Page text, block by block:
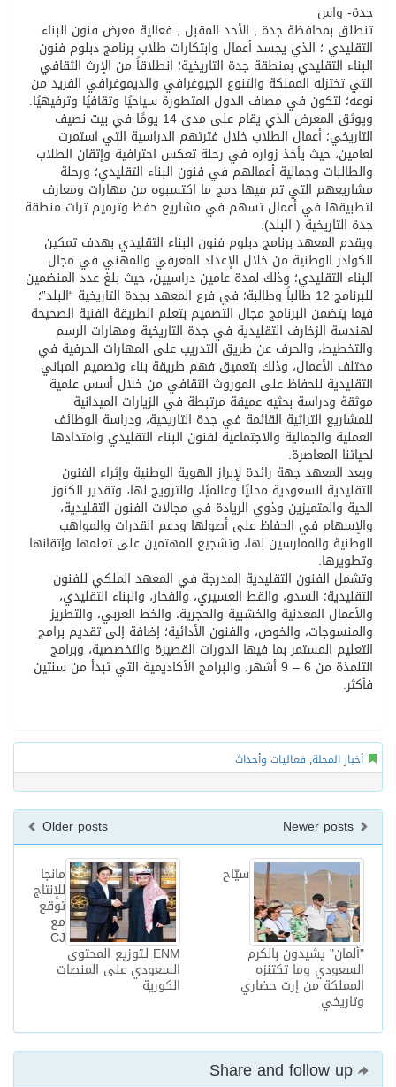
جدة- واس
تنطلق بمحافظة جدة , الأحد المقبل , فعالية معرض فنون البناء
التقليدي ؛ الذي يجسد أعمال وابتكارات طلاب برنامج دبلوم فنون
البناء التقليدي بمنطقة جدة التاريخية؛ انطلاقاً من الإرث الثقافي
التي تختزله المملكة والتنوع الجيوغرافي والديموغرافي الفريد من
نوعه؛ لتكون في مصاف الدول المتطورة سياحيًا وثقافيًا وترفيهيًا.
ويوثق المعرض الذي يقام على مدى 14 يومًا في بيت نصيف
التاريخي؛ أعمال الطلاب خلال فترتهم الدراسية التي استمرت
لعامين، حيث يأخذ زواره في رحلة تعكس احترافية وإتقان الطلاب
والطالبات وجمالية أعمالهم في فنون البناء التقليدي؛ ورحلة
مشاريعهم التي تم فيها دمج ما اكتسبوه من مهارات ومعارف
لتطبيقها في أعمال تسهم في مشاريع حفظ وترميم تراث منطقة
جدة التاريخية ( البلد).
ويقدم المعهد برنامج دبلوم فنون البناء التقليدي بهدف تمكين
الكوادر الوطنية من خلال الإعداد المعرفي والمهني في مجال
البناء التقليدي؛ وذلك لمدة عامين دراسيين، حيث بلغ عدد المنضمين
للبرنامج 12 طالباً وطالبة؛ في فرع المعهد بجدة التاريخية “البلد”؛
فيما يتضمن البرنامج مجال التصميم بتعلم الطريقة الفنية الصحيحة
لهندسة الزخارف التقليدية في جدة التاريخية ومهارات الرسم
والتخطيط، والحرف عن طريق التدريب على المهارات الحرفية في
مختلف الأعمال، وذلك بتعميق فهم طريقة بناء وتصميم المباني
التقليدية للحفاظ على الموروث الثقافي من خلال أسس علمية
موثقة ودراسة بحثيه عميقة مرتبطة في الزيارات الميدانية
للمشاريع التراثية القائمة في جدة التاريخية، ودراسة الوظائف
العملية والجمالية والاجتماعية لفنون البناء التقليدي وامتدادها
لحياتنا المعاصرة.
ويعد المعهد جهة رائدة لإبراز الهوية الوطنية وإثراء الفنون
التقليدية السعودية محليًا وعالميًا، والترويج لها، وتقدير الكنوز
الحية والمتميزين وذوي الريادة في مجالات الفنون التقليدية،
والإسهام في الحفاظ على أصولها ودعم القدرات والمواهب
الوطنية والممارسين لها، وتشجيع المهتمين على تعلمها وإتقانها
وتطويرها.
وتشمل الفنون التقليدية المدرجة في المعهد الملكي للفنون
التقليدية؛ السدو، والقط العسيري، والفخار، والبناء التقليدي،
والأعمال المعدنية والخشبية والحجرية، والخط العربي، والتطريز
والمنسوجات، والخوص، والفنون الأدائية؛ إضافة إلى تقديم برامج
التعليم المستمر بما فيها الدورات القصيرة والتخصصية، وبرامج
التلمذة من 6 – 9 أشهر، والبرامج الأكاديمية التي تبدأ من سنتين
فأكثر.
أخبار المجلة, فعاليات وأحداث
Older posts
مانجا
للإنتاج
توقع
مع
CJ
ENM لـتوزيع المحتوى
السعودي على المنصات
الكورية
سيّاح
"ألمان" يشيدون بالكرم
السعودي وما تكتنزه
المملكة من إرث حضاري
وتاريخي